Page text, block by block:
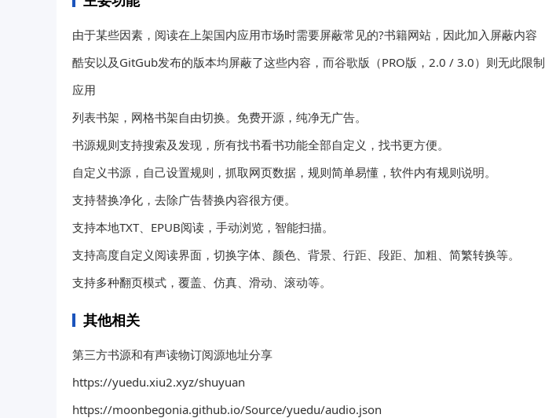
由于某些因素，阅读在上架国内应用市场时需要屏蔽常见的?书籍网站，因此加入屏蔽内容
酷安以及GitGub发布的版本均屏蔽了这些内容，而谷歌版（PRO版，2.0 / 3.0）则无此限制
应用
列表书架，网格书架自由切换。免费开源，纯净无广告。
书源规则支持搜索及发现，所有找书看书功能全部自定义，找书更方便。
自定义书源，自己设置规则，抓取网页数据，规则简单易懂，软件内有规则说明。
支持替换净化，去除广告替换内容很方便。
支持本地TXT、EPUB阅读，手动浏览，智能扫描。
支持高度自定义阅读界面，切换字体、颜色、背景、行距、段距、加粗、简繁转换等。
支持多种翻页模式，覆盖、仿真、滑动、滚动等。
其他相关
第三方书源和有声读物订阅源地址分享
https://yuedu.xiu2.xyz/shuyuan
https://moonbegonia.github.io/Source/yuedu/audio.json